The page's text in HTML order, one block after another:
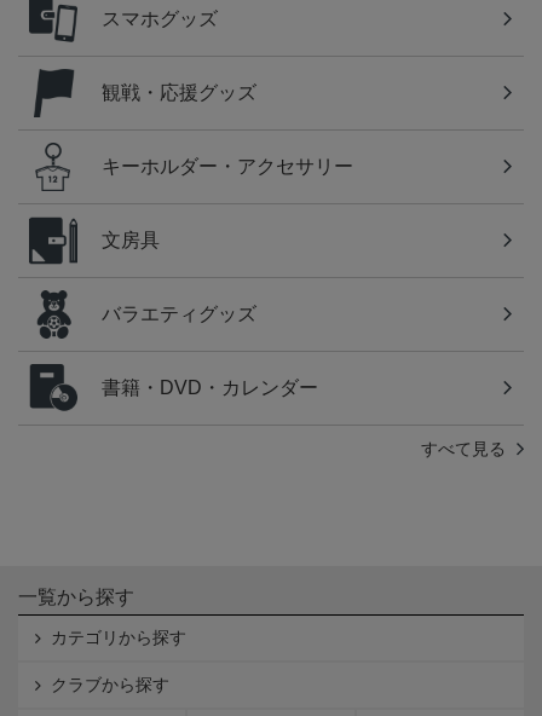
スマホグッズ
観戦・応援グッズ
キーホルダー・アクセサリー
文房具
バラエティグッズ
書籍・DVD・カレンダー
すべて見る
一覧から探す
カテゴリから探す
クラブから探す